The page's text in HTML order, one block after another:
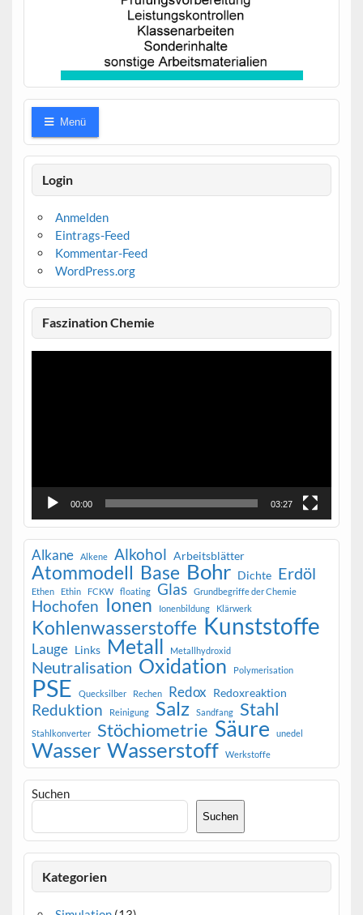
Menü
Login
Anmelden
Eintrags-Feed
Kommentar-Feed
WordPress.org
Faszination Chemie
Video-
00:00 03:27
Alkane Alkene Alkohol Arbeitsblätter
Atommodell Base Bohr Dichte Erdöl
Ethen Ethin FCKW floating Glas Grundbegriffe der Chemie
Hochofen Ionen Ionenbildung Klärwerk
Kohlenwasserstoffe Kunststoffe
Lauge Links Metall Metallhydroxid
Neutralisation Oxidation Polymerisation
PSE Quecksilber Rechen Redox Redoxreaktion
Reduktion Reinigung Salz Sandfang Stahl
Stahlkonverter Stöchiometrie Säure unedel
Wasser Wasserstoff Werkstoffe
Suchen
Suchen
Kategorien